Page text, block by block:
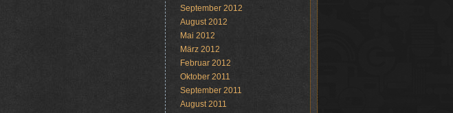
September 2012
August 2012
Mai 2012
März 2012
Februar 2012
Oktober 2011
September 2011
August 2011